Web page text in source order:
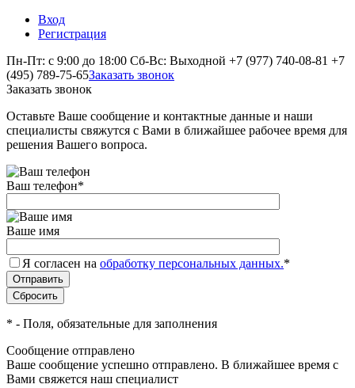
Вход
Регистрация
Пн-Пт: с 9:00 до 18:00 Сб-Вс: Выходной +7 (977) 740-08-81 +7
(495) 789-75-65Заказать звонок
Заказать звонок
Оставьте Ваше сообщение и контактные данные и наши
специалисты свяжутся с Вами в ближайшее рабочее время для
решения Вашего вопроса.
Ваш телефон*
Ваше имя
Я согласен на обработку персональных данных.*
* - Поля, обязательные для заполнения
Сообщение отправлено
Ваше сообщение успешно отправлено. В ближайшее время с
Вами свяжется наш специалист